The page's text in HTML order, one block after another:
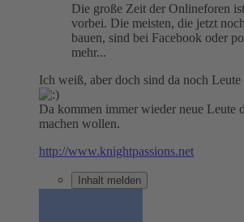
Die große Zeit der Onlineforen
vorbei. Die meisten, die jetzt
bauen, sind bei Facebook oder
mehr...
Ich weiß, aber doch sind da noch Leute
Da kommen immer wieder neue Leute
machen wollen.
http://www.knightpassions.net
Inhalt melden